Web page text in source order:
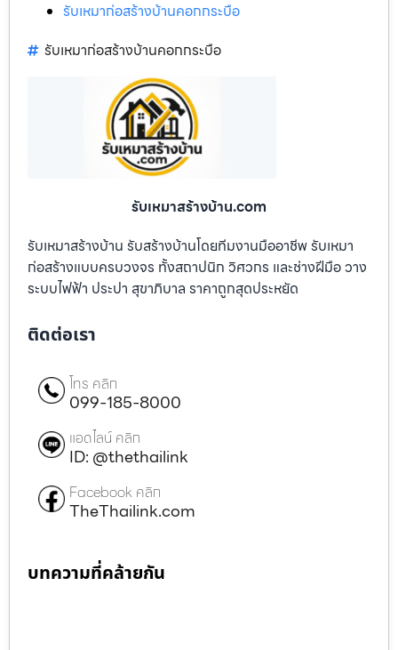
รับเหมาก่อสร้างบ้านคอกกระบือ
รับเหมาก่อสร้างบ้านคอกกระบือ
รับเหมาสร้างบ้าน.com
รับเหมาสร้างบ้าน รับสร้างบ้านโดยทีมงานมืออาชีพ รับเหมา
ก่อสร้างแบบครบวงจร ทั้งสถาปนิก วิศวกร และช่างฝีมือ วาง
ระบบไฟฟ้า ประปา สุขาภิบาล ราคาถูกสุดประหยัด
ติดต่อเรา
โทร คลิก
099-185-8000
แอดไลน์ คลิก
ID: @thethailink
Facebook คลิก
TheThailink.com
บทความที่คล้ายกัน